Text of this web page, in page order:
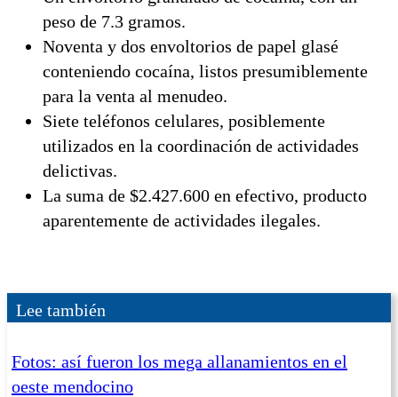
peso de 7.3 gramos.
Noventa y dos envoltorios de papel glasé
conteniendo cocaína, listos presumiblemente
para la venta al menudeo.
Siete teléfonos celulares, posiblemente
utilizados en la coordinación de actividades
delictivas.
La suma de $2.427.600 en efectivo, producto
aparentemente de actividades ilegales.
Lee también
Fotos: así fueron los mega allanamientos en el
oeste mendocino